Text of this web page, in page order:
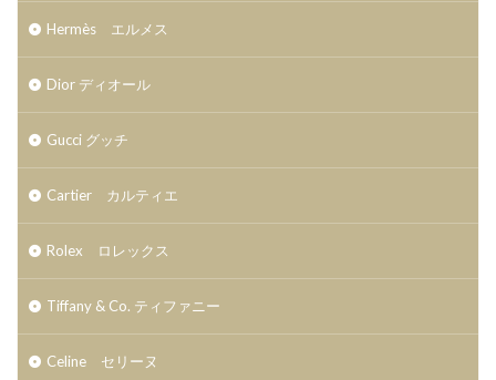
Hermès エルメス
Dior ディオール
Gucci グッチ
Cartier カルティエ
Rolex ロレックス
Tiffany & Co. ティファニー
Celine セリーヌ